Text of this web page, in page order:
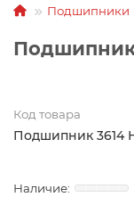
Подшипники
Подшипник
Код товара
Подшипник 3614